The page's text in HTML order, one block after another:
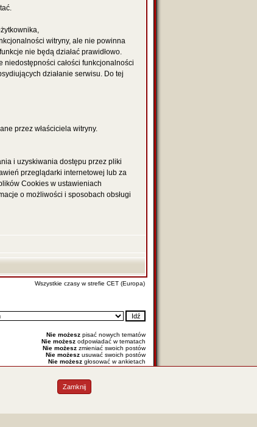
witryny, ale nie powinna
nie będą działać prawidłowo.
całości funkcjonalności
działanie serwisu. Do tej
przez właściciela witryny.
i uzyskiwania dostępu przez pliki
przeglądarki internetowej lub za
Cookies w ustawieniach
o możliwości i sposobach obsługi
Wszystkie czasy w strefie CET (Europa)
Nie możesz pisać nowych tematów
Nie możesz odpowiadać w tematach
Nie możesz zmieniać swoich postów
Nie możesz usuwać swoich postów
Nie możesz głosować w ankietach
Zamknij